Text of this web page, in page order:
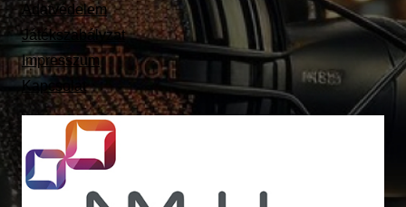
Adatvédelem
Játékszabályzat
Impresszum
Kapcsolat